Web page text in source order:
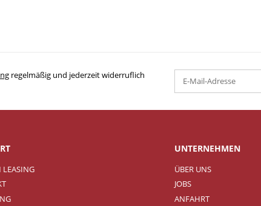
regelmäßig und jederzeit widerruflich
LEASING
UNTERNEHMEN
ÜBER UNS
JOBS
ANFAHRT